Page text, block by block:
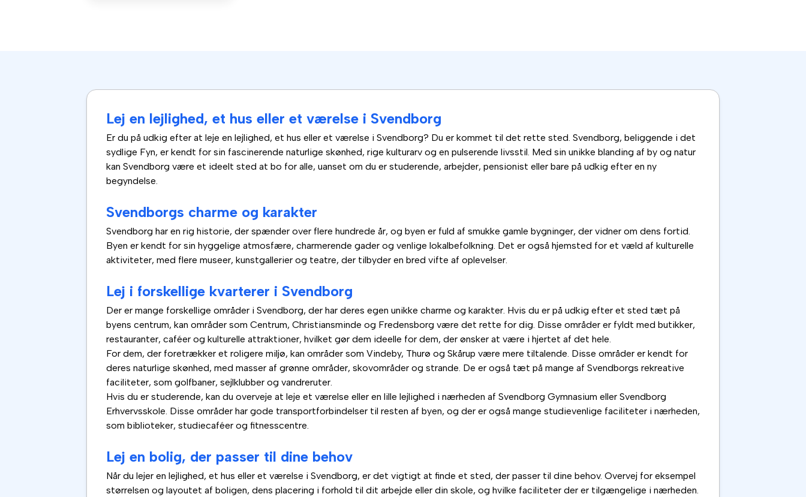
Lej en lejlighed, et hus eller et værelse i Svendborg
Er du på udkig efter at leje en lejlighed, et hus eller et værelse i Svendborg? Du er kommet til det rette sted. Svendborg, beliggende i det
sydlige Fyn, er kendt for sin fascinerende naturlige skønhed, rige kulturarv og en pulserende livsstil. Med sin unikke blanding af by og natur
kan Svendborg være et ideelt sted at bo for alle, uanset om du er studerende, arbejder, pensionist eller bare på udkig efter en ny
begyndelse.
Svendborgs charme og karakter
Svendborg har en rig historie, der spænder over flere hundrede år, og byen er fuld af smukke gamle bygninger, der vidner om dens fortid.
Byen er kendt for sin hyggelige atmosfære, charmerende gader og venlige lokalbefolkning. Det er også hjemsted for et væld af kulturelle
aktiviteter, med flere museer, kunstgallerier og teatre, der tilbyder en bred vifte af oplevelser.
Lej i forskellige kvarterer i Svendborg
Der er mange forskellige områder i Svendborg, der har deres egen unikke charme og karakter. Hvis du er på udkig efter et sted tæt på
byens centrum, kan områder som Centrum, Christiansminde og Fredensborg være det rette for dig. Disse områder er fyldt med butikker,
restauranter, caféer og kulturelle attraktioner, hvilket gør dem ideelle for dem, der ønsker at være i hjertet af det hele.
For dem, der foretrækker et roligere miljø, kan områder som Vindeby, Thurø og Skårup være mere tiltalende. Disse områder er kendt for
deres naturlige skønhed, med masser af grønne områder, skovområder og strande. De er også tæt på mange af Svendborgs rekreative
faciliteter, som golfbaner, sejlklubber og vandreruter.
Hvis du er studerende, kan du overveje at leje et værelse eller en lille lejlighed i nærheden af Svendborg Gymnasium eller Svendborg
Erhvervsskole. Disse områder har gode transportforbindelser til resten af byen, og der er også mange studievenlige faciliteter i nærheden,
som biblioteker, studiecaféer og fitnesscentre.
Lej en bolig, der passer til dine behov
Når du lejer en lejlighed, et hus eller et værelse i Svendborg, er det vigtigt at finde et sted, der passer til dine behov. Overvej for eksempel
størrelsen og layoutet af boligen, dens placering i forhold til dit arbejde eller din skole, og hvilke faciliteter der er tilgængelige i nærheden.